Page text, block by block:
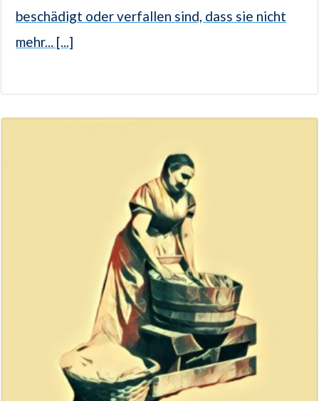
beschädigt oder verfallen sind, dass sie nicht
mehr... [...]